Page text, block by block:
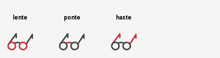
lente ponte haste